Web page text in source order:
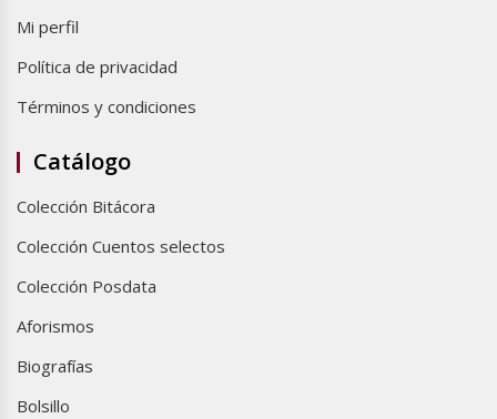
Mi perfil
Política de privacidad
Términos y condiciones
Catálogo
Colección Bitácora
Colección Cuentos selectos
Colección Posdata
Aforismos
Biografías
Bolsillo